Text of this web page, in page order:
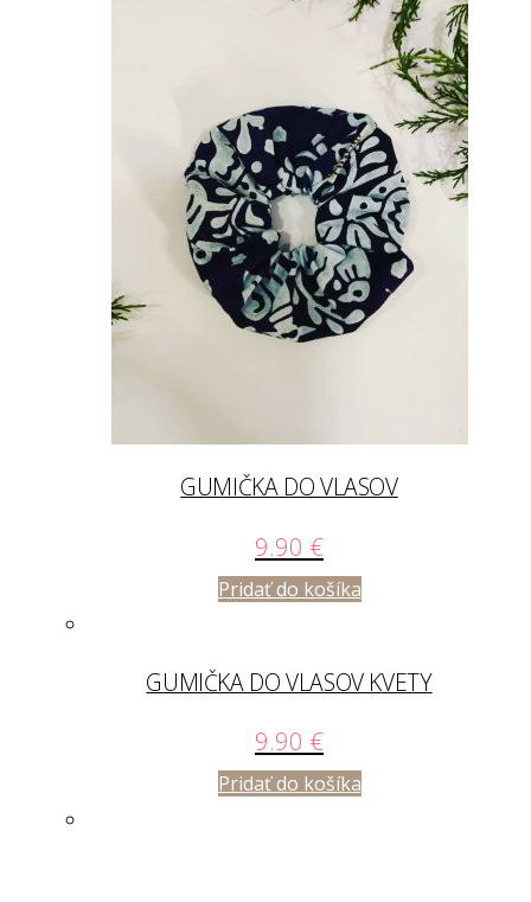
GUMIČKA DO VLASOV
9.90 €
Pridať do košíka
GUMIČKA DO VLASOV KVETY
9.90 €
Pridať do košíka